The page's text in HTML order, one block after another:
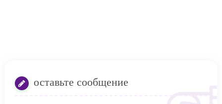
оставьте сообщение